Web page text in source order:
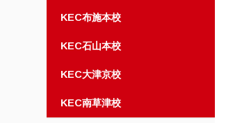
KEC布施本校
KEC石山本校
KEC大津京校
KEC南草津校